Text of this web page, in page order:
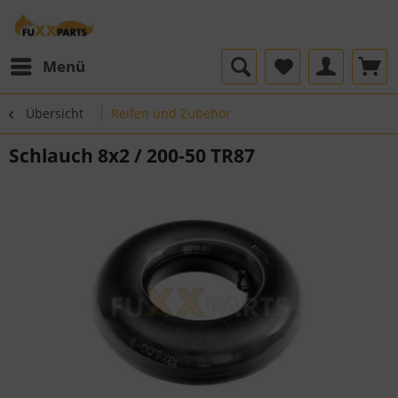
Menü
Übersicht Reifen und Zubehör
Schlauch 8x2 / 200-50 TR87